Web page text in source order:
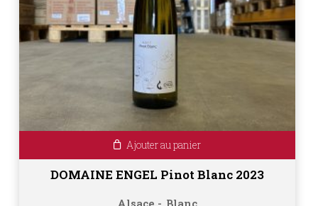
Ajouter au panier
DOMAINE ENGEL Pinot Blanc 2023
Alsace Blanc